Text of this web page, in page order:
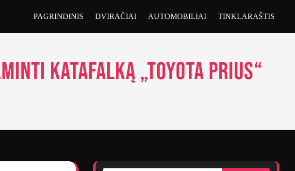
PAGRINDINIS DVIRAČIAI AUTOMOBILIAI TINKLARAŠTIS
katafalką „Toyota Prius“